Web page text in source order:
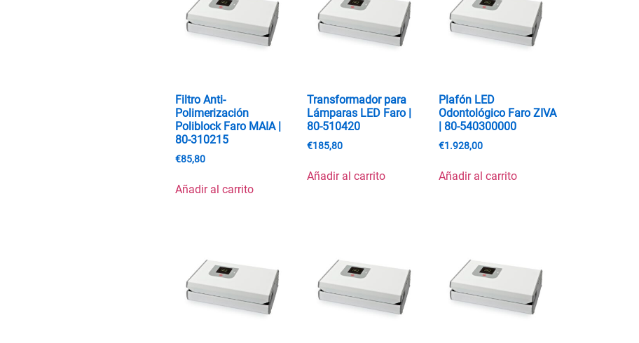
Filtro Anti-
Polimerización
Poliblock Faro MAIA |
80-310215
€85,80
Añadir al carrito
Transformador para
Lámparas LED Faro |
80-510420
€185,80
Añadir al carrito
Plafón LED
Odontológico Faro ZIVA
| 80-540300000
€1.928,00
Añadir al carrito